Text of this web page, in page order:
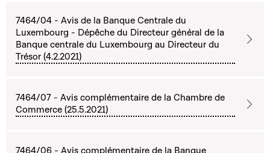
7464/04 - Avis de la Banque Centrale du
Luxembourg - Dépêche du Directeur général de la
Banque centrale du Luxembourg au Directeur du
Trésor (4.2.2021)
7464/07 - Avis complémentaire de la Chambre de
Commerce (25.5.2021)
7464/06 - Avis complémentaire de la Banque